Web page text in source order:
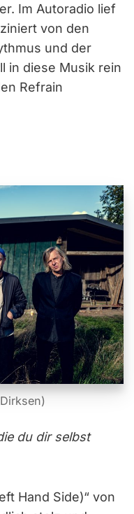
Im Autoradio lief
von den
und der
in diese Musik rein
Refrain
du dir selbst
Hand Side)“ von